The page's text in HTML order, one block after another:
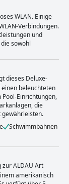
WLAN. Einige
Verbindungen.
und
sowohl
dieses Deluxe-
beleuchteten
Einrichtungen,
die
gewährleisten.
Schwimmbahnen
zur ALDAU Art
amerikanisch